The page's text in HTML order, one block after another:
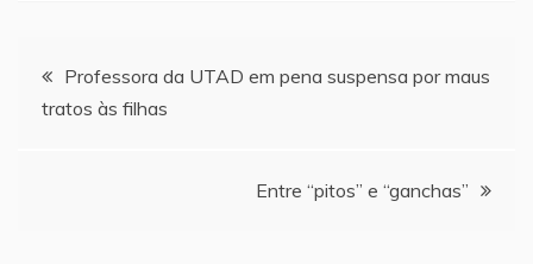
Navegação
Professora da UTAD em pena suspensa por maus
tratos às filhas
Entre “pitos” e “ganchas”